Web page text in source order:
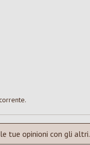
tue opinioni con gli altri.